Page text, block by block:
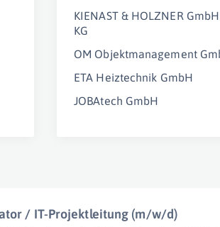
KIENAST & HOLZNER
KG
OM Objektmanagement
ETA Heiztechnik GmbH
JOBAtech GmbH
/ IT-Projektleitung (m/w/d)